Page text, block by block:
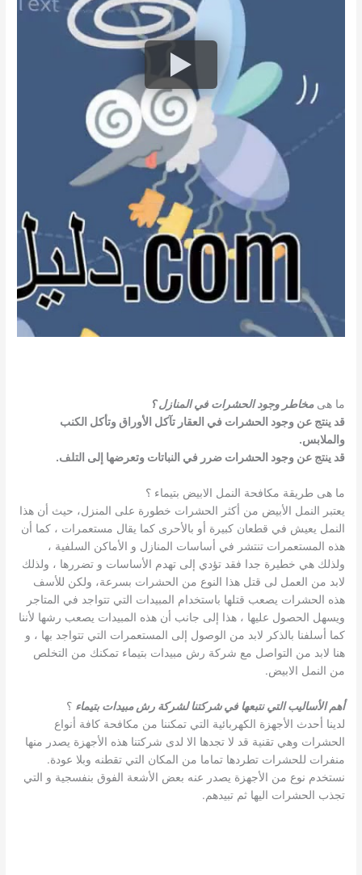
ما هىمخاطر وجود الحشرات في المنازل ؟
قد ينتج عن وجود الحشرات في العقار تآكل الأوراق وتأكل الكنب
والملابس.
قد ينتج عن وجود الحشرات ضرر في النباتات وتعرضها إلى التلف.
ما هى طريقة مكافحة النمل الابيض بتيماء ؟
يعتبر النمل الأبيض من أكثر الحشرات خطورة على المنزل، حيث أن هذا
النمل يعيش في قطعان كبيرة أو بالأحرى كما يقال مستعمرات ، كما أن
هذه المستعمرات تنتشر في أساسات المنازل و الأماكن السلفية ،
ولذلك هي خطيرة جدا فقد تؤدي إلى تهدم الأساسات و تضررها ، ولذلك
لابد من العمل لى قتل هذا النوع من الحشرات بسرعة، ولكن للأسف
هذه الحشرات يصعب قتلها باستخدام المبيدات التي تتواجد في المتاجر
ويسهل الحصول عليها ، هذا إلى جانب أن هذه المبيدات يصعب رشها لأننا
كما أسلفنا بالذكر لابد من الوصول إلى المستعمرات التي تتواجد بها ، و
هنا لابد من التواصل مع شركة رش مبيدات بتيماء تمكنك من التخلص
من النمل الابيض.
أهم الأساليب التي نتبعها في شركتنا لشركة رش مبيدات بتيماء ؟
لدينا أحدث الأجهزة الكهربائية التي تمكننا من مكافحة كافة أنواع
الحشرات وهي تقنية قد لا تجدها الا لدى شركتنا هذه الأجهزة يصدر منها
منفرات للحشرات تطردها تماما من المكان التي تقطنه وبلا عودة.
نستخدم نوع من الأجهزة يصدر عنه بعض الأشعة الفوق بنفسجية و التي
تجذب الحشرات اليها ثم تبيدهم.